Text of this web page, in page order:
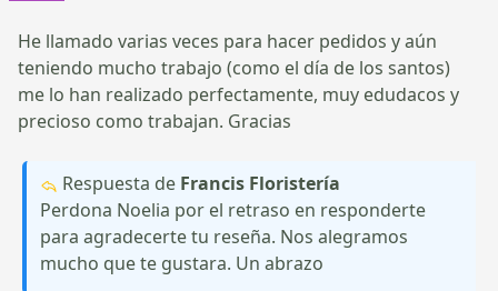
He llamado varias veces para hacer pedidos y aún
teniendo mucho trabajo (como el día de los santos)
me lo han realizado perfectamente, muy edudacos y
precioso como trabajan. Gracias
Respuesta de Francis Floristería
Perdona Noelia por el retraso en responderte
para agradecerte tu reseña. Nos alegramos
mucho que te gustara. Un abrazo